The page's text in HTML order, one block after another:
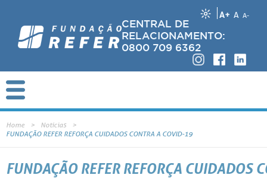
A+ A A-
CENTRAL DE
RELACIONAMENTO:
0800 709 6362
Home
Notícias
FUNDAÇÃO REFER REFORÇA CUIDADOS CONTRA A COVID-19
FUNDAÇÃO REFER REFORÇA CUIDADOS